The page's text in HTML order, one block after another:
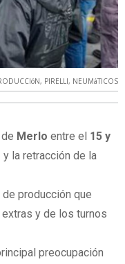
, PIRELLI, NEUMáTICOS
Merlo entre el 15 y
la retracción de la
producción que
y de los turnos
preocupación